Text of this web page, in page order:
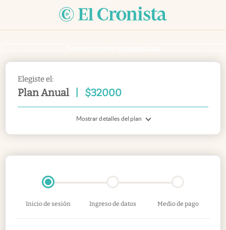
Elegiste el:
Plan Anual $32000
Mostrar detalles del plan
Inicio de sesión Ingreso de datos Medio de pago